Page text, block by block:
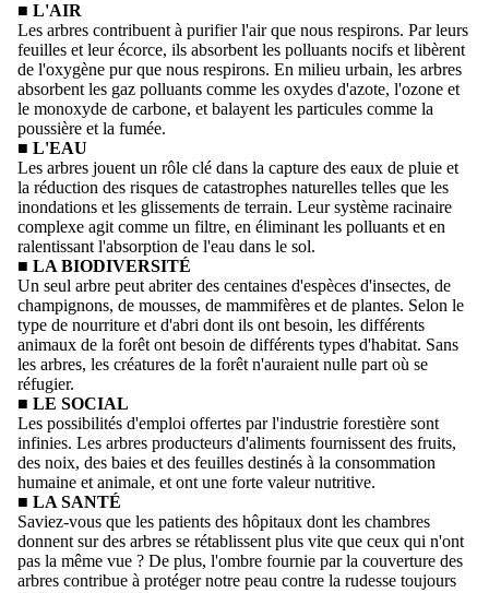
■ L'AIR
Les arbres contribuent à purifier l'air que nous respirons. Par leurs
feuilles et leur écorce, ils absorbent les polluants nocifs et libèrent
de l'oxygène pur que nous respirons. En milieu urbain, les arbres
absorbent les gaz polluants comme les oxydes d'azote, l'ozone et
le monoxyde de carbone, et balayent les particules comme la
poussière et la fumée.
■ L'EAU
Les arbres jouent un rôle clé dans la capture des eaux de pluie et
la réduction des risques de catastrophes naturelles telles que les
inondations et les glissements de terrain. Leur système racinaire
complexe agit comme un filtre, en éliminant les polluants et en
ralentissant l'absorption de l'eau dans le sol.
■ LA BIODIVERSITÉ
Un seul arbre peut abriter des centaines d'espèces d'insectes, de
champignons, de mousses, de mammifères et de plantes. Selon le
type de nourriture et d'abri dont ils ont besoin, les différents
animaux de la forêt ont besoin de différents types d'habitat. Sans
les arbres, les créatures de la forêt n'auraient nulle part où se
réfugier.
■ LE SOCIAL
Les possibilités d'emploi offertes par l'industrie forestière sont
infinies. Les arbres producteurs d'aliments fournissent des fruits,
des noix, des baies et des feuilles destinés à la consommation
humaine et animale, et ont une forte valeur nutritive.
■ LA SANTÉ
Saviez-vous que les patients des hôpitaux dont les chambres
donnent sur des arbres se rétablissent plus vite que ceux qui n'ont
pas la même vue ? De plus, l'ombre fournie par la couverture des
arbres contribue à protéger notre peau contre la rudesse toujours